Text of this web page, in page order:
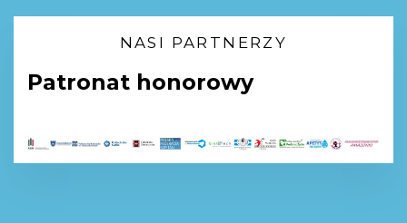
NASI PARTNERZY
Patronat honorowy